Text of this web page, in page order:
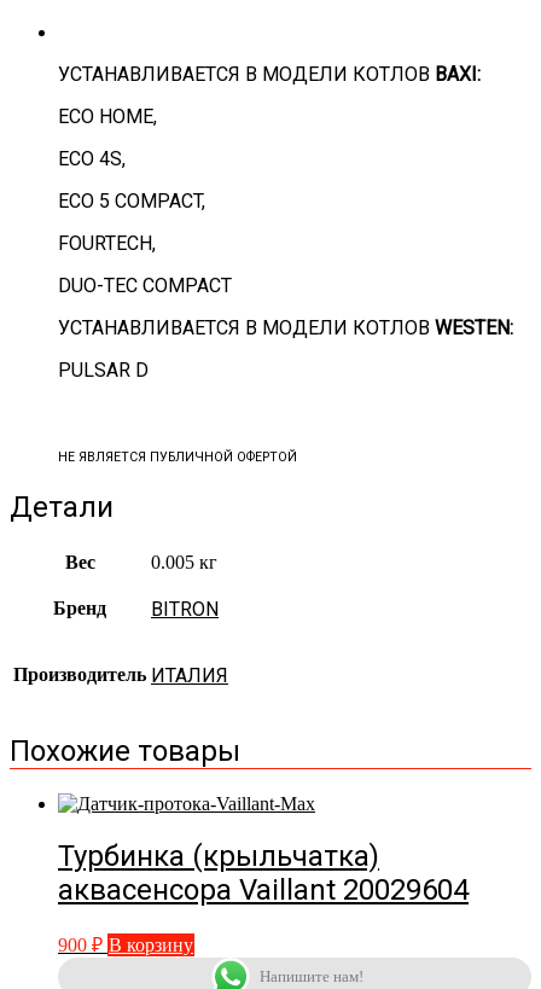
УСТАНАВЛИВАЕТСЯ В МОДЕЛИ КОТЛОВ BAXI:
ECO HOME,
ECO 4S,
ECO 5 СOMPACT,
FOURTECH,
DUO-TEC COMPACT
УСТАНАВЛИВАЕТСЯ В МОДЕЛИ КОТЛОВ WESTEN:
PULSAR D
НЕ ЯВЛЯЕТСЯ ПУБЛИЧНОЙ ОФЕРТОЙ
Детали
Вес 0.005 кг
Бренд BITRON
Производитель ИТАЛИЯ
Похожие товары
Турбинка (крыльчатка)
аквасенсора Vaillant 20029604
900 ₽ В корзину
Напишите нам!